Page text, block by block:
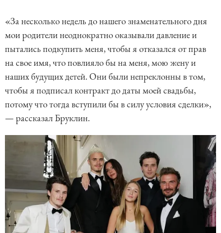
«За несколько недель до нашего знаменательного дня
мои родители неоднократно оказывали давление и
пытались подкупить меня, чтобы я отказался от прав
на свое имя, что повлияло бы на меня, мою жену и
наших будущих детей. Они были непреклонны в том,
чтобы я подписал контракт до даты моей свадьбы,
потому что тогда вступили бы в силу условия сделки»,
— рассказал Бруклин.